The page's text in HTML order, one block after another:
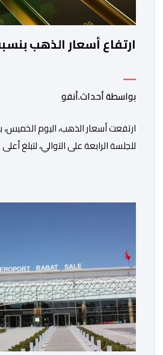
ارتفاع أسعار الذهب بنسبة 1 في
بواسطة أحداث.أنفو
للجلسة الرابعة على التوالي، لتبلغ
بنسبة 1 في